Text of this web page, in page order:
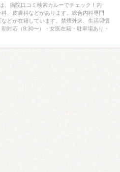
、病院口コミ検索カルーでチェック！内
、皮膚科などがあります。総合内科専門
どが在籍しています。禁煙外来、生活習慣
対応（8:30〜）・女医在籍・駐車場あり・